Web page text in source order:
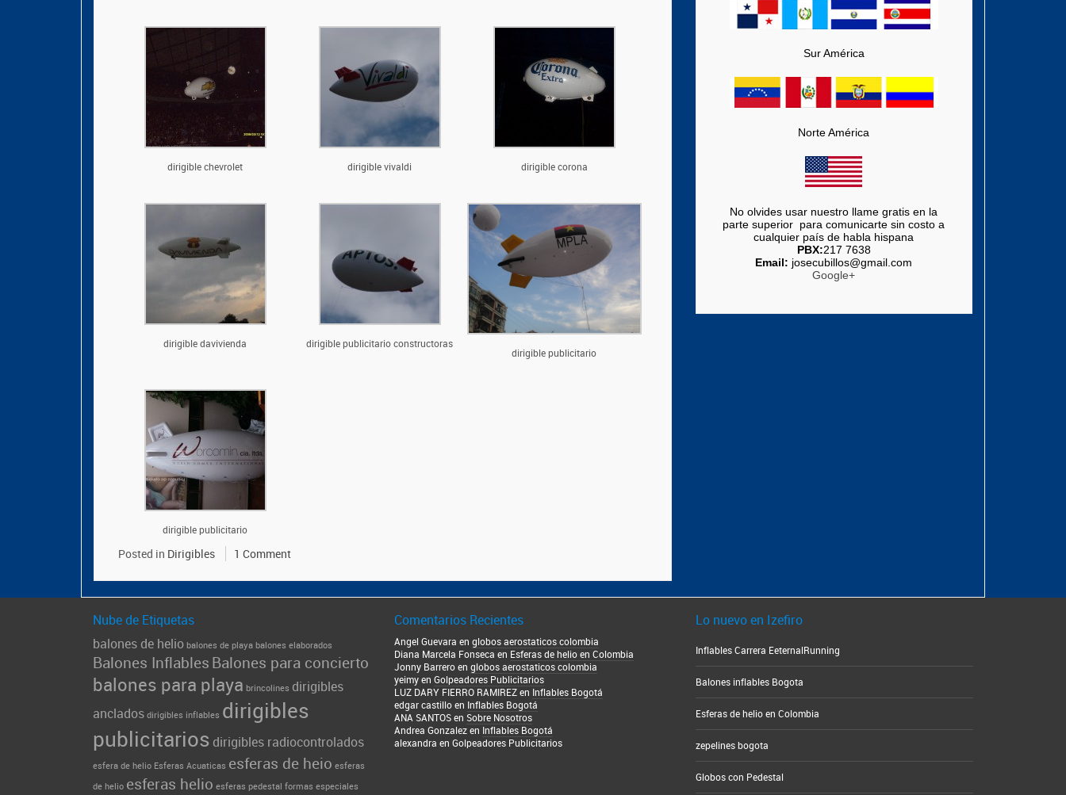
dirigible chevrolet dirigible vivaldi dirigible corona
dirigible davivienda dirigible publicitario constructoras
dirigible publicitario
dirigible publicitario
Posted in Dirigibles 1 Comment
Sur América
Norte América
No olvides usar nuestro llame gratis en la
parte superior para comunicarte sin costo a
cualquier país de habla hispana
PBX:217 7638
Email: josecubillos@gmail.com
Google+
Nube de Etiquetas
balones de helio balones de playa balones elaborados
Balones InflablesBalones para concierto
balones para playa brincolines dirigibles
anclados dirigibles inflables dirigibles
publicitarios dirigibles radiocontrolados
esfera de helio Esferas Acuaticas esferas de heio esferas
de helio esferas helio esferas pedestal formas especiales
Comentarios Recientes
Angel Guevara en globos aerostaticos colombia
Diana Marcela Fonseca en Esferas de helio en Colombia
Jonny Barrero en globos aerostaticos colombia
yeimy en Golpeadores Publicitarios
LUZ DARY FIERRO RAMIREZ en Inflables Bogotá
edgar castillo en Inflables Bogotá
ANA SANTOS en Sobre Nosotros
Andrea Gonzalez en Inflables Bogotá
alexandra en Golpeadores Publicitarios
Lo nuevo en Izefiro
Inflables Carrera EeternalRunning
Balones inflables Bogota
Esferas de helio en Colombia
zepelines bogota
Globos con Pedestal